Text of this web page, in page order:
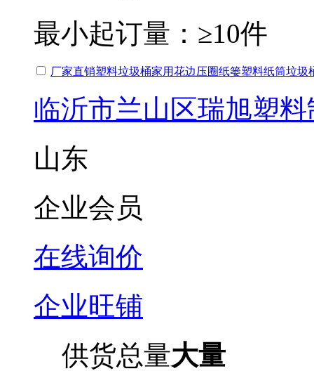
最小起订量： ≥10件
厂家直销塑料垃圾桶家用花边压圈纸篓塑料纸筒垃圾
临沂市兰山区瑞旭塑
山东
企业会员
在线询价
企业旺铺
供货总量大量